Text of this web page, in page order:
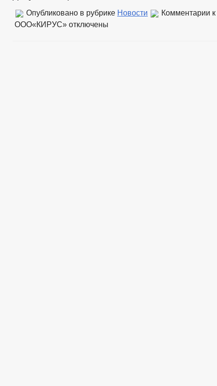
Опубликовано в рубрике Новости Комментарии
ООО«КИРУС» отключены